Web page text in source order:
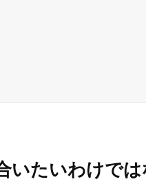
いたいわけで